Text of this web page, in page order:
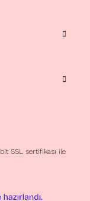
SSL sertifikası ile